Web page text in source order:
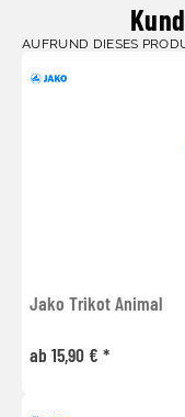
AUFRUND DIESES
Jako Trikot Animal
ab 15,90 € *